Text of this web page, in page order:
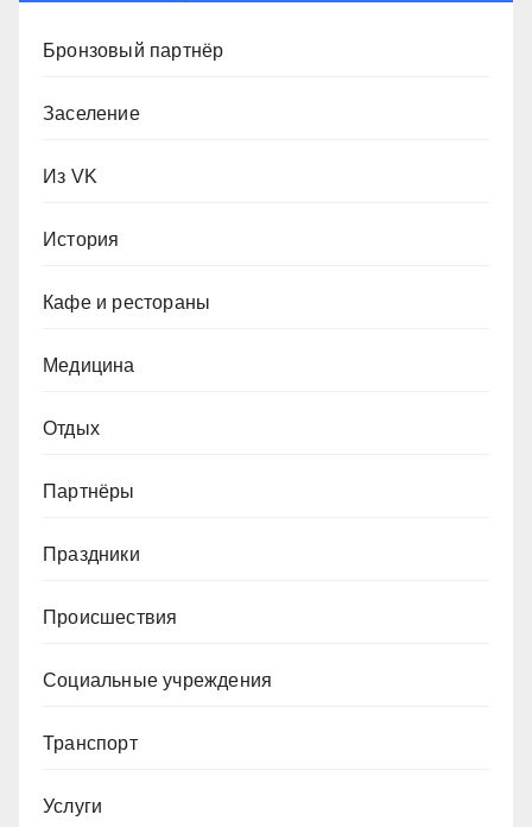
Бронзовый партнёр
Заселение
Из VK
История
Кафе и рестораны
Медицина
Отдых
Партнёры
Праздники
Происшествия
Социальные учреждения
Транспорт
Услуги